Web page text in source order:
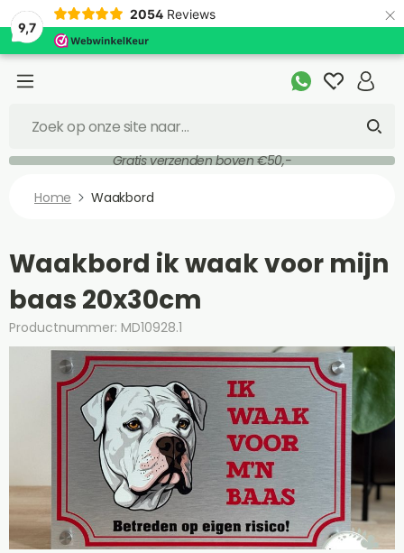
9,7
2054 Reviews ×
Gratis verzenden boven €50,-
Home Waakbord
Waakbord ik waak voor mijn
baas 20x30cm
Productnummer: MD10928.1